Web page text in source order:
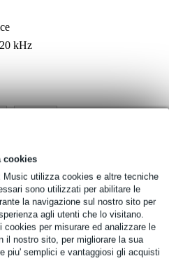
cookies
Music utilizza cookies e altre tecniche
sono utilizzati per abilitare le
la navigazione sul nostro sito per
agli utenti che lo visitano.
cookies per misurare ed analizzare le
il nostro sito, per migliorare la sua
piu' semplici e vantaggiosi gli acquisti
kHz